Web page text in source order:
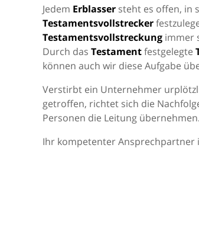
Jedem Erblasser steht es offen, in
Testamentsvollstrecker
Testamentsvollstreckung immer
Durch das Testamentfestgelegte
können auch wir diese Aufgabe
Verstirbt ein Unternehmer
getroffen, richtet sich die
Personen die Leitung
Ihr kompetenter Ansprechpartner